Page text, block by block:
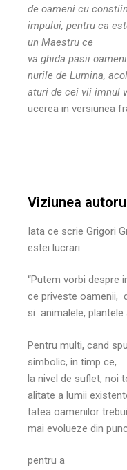
de oameni cu
impului, pentru ca
un Maestru ce
va ghida pasii
nurile de Lumina,
aturi de cei vii imnul
ucerea in versiunea
Viziunea
Iata ce scrie Grigori
estei lucrari:
“Putem vorbi despre
ce priveste oamenii,
si animalele,
Pentru multi, cand
simbolic, in timp ce,
la nivel de suflet, noi
alitate a lumii
tatea oamenilor
mai evolueze din
pentru a